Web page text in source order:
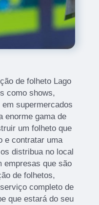
de folheto Lago
como shows,
supermercados
enorme gama de
um folheto que
e contratar uma
distribua no local
empresas que são
de folhetos,
completo de
que estará do seu